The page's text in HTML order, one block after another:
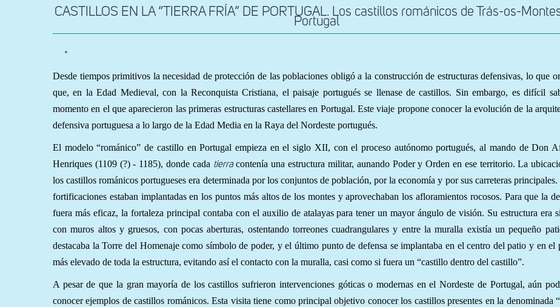
CASTILLOS EN LA “TIERRA FRÍA” DE PORTUGAL. Los castillos románicos de Trás-os-
Portugal
Desde tiempos primitivos la necesidad de protección de las poblaciones obligó a la construcción de estructuras defensivas, lo que
que, en la Edad Medieval, con la Reconquista Cristiana, el paisaje portugués se llenase de castillos. Sin embargo, es difícil
momento en el que aparecieron las primeras estructuras castellares en Portugal. Este viaje propone conocer la evolución de la
defensiva portuguesa a lo largo de la Edad Media en la Raya del Nordeste portugués.
El modelo “románico” de castillo en Portugal empieza en el siglo XII, con el proceso autónomo portugués, al mando de Don
Henriques (1109 (?) - 1185), donde cada tierracontenía una estructura militar, aunando Poder y Orden en ese territorio. La
los castillos románicos portugueses era determinada por los conjuntos de población, por la economía y por sus carreteras principales.
fortificaciones estaban implantadas en los puntos más altos de los montes y aprovechaban los afloramientos rocosos. Para que la
fuera más eficaz, la fortaleza principal contaba con el auxilio de atalayas para tener un mayor ángulo de visión. Su estructura era
con muros altos y gruesos, con pocas aberturas, ostentando torreones cuadrangulares y entre la muralla existía un pequeño
destacaba la Torre del Homenaje como símbolo de poder, y el último punto de defensa se implantaba en el centro del patio y en el
más elevado de toda la estructura, evitando así el contacto con la muralla, casi como si fuera un “castillo dentro del castillo”.
A pesar de que la gran mayoría de los castillos sufrieron intervenciones góticas o modernas en el Nordeste de Portugal, aún
conocer ejemplos de castillos románicos. Esta visita tiene como principal objetivo conocer los castillos presentes en la denominada